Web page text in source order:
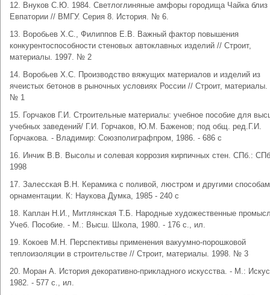
12. Внуков С.Ю. 1984. Светлоглиняные амфоры городища Чайка близ
Евпатории // ВМГУ. Серия 8. История. № 6.
13. Воробьев Х.С., Филиппов Е.В. Важный фактор повышения
конкурентоспособности стеновых автоклавных изделий // Строит,
материалы. 1997. № 2
14. Воробьев Х.С. Производство вяжущих материалов и изделий из
ячеистых бетонов в рыночных условиях России // Строит, материалы.
№ 1
15. Горчаков Г.И. Строительные материалы: учебное пособие для
учебных заведений/ Г.И. Горчаков, Ю.М. Баженов; под общ. ред.Г.И.
Горчакова. - Владимир: Союзполиграфпром, 1986. - 686 с
16. Инчик В.В. Высолы и солевая коррозия кирпичных стен. СПб.:
1998
17. Залесская В.Н. Керамика с поливой, люстром и другими
орнаментации. К: Наукова Думка, 1985 - 240 с
18. Каплан Н.И., Митлянская Т.Б. Народные художественные
Учеб. Пособие. - М.: Высш. Школа, 1980. - 176 с., ил.
19. Кокоев М.Н. Перспективы применения вакуумно-порошковой
теплоизоляции в строительстве // Строит, материалы. 1998. № 3
20. Моран А. История декоративно-прикладного искусства. - М.:
1982. - 577 с., ил.